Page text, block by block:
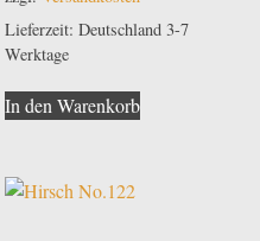
Lieferzeit: Deutschland 3-7
Werktage
In den Warenkorb